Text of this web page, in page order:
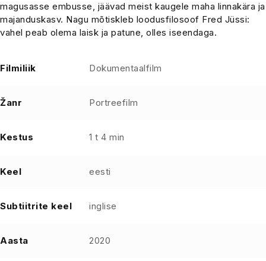
magusasse embusse, jäävad meist kaugele maha linnakära ja
majanduskasv. Nagu mõtiskleb loodusfilosoof Fred Jüssi:
vahel peab olema laisk ja patune, olles iseendaga.
Filmiliik Dokumentaalfilm
Žanr Portreefilm
Kestus 1 t 4 min
Keel eesti
Subtiitrite keel inglise
Aasta 2020